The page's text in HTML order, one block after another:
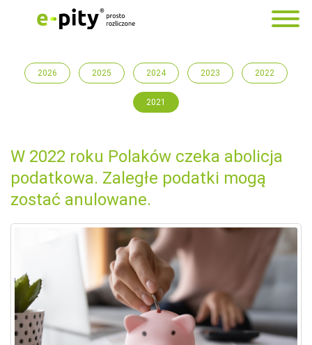
2026 2025 2024 2023 2022
2021
W 2022 roku Polaków czeka abolicja
podatkowa. Zaległe podatki mogą
zostać anulowane.